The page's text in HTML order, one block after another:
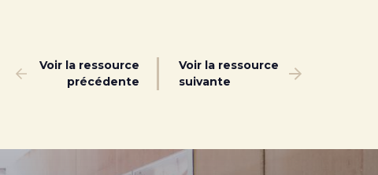
Voir la ressource
précédente
Voir la ressource
suivante